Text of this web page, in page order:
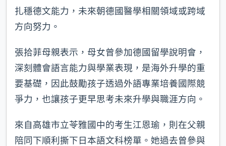
扎穩德文能力，未來朝德國醫學相關領域或跨域
方向努力。
張拾菲母親表示，母女曾參加德國留學說明會，
深刻體會語言能力與學業表現，是海外升學的重
要基礎，因此鼓勵孩子透過外語專業培養國際競
爭力，也讓孩子更早思考未來升學與職涯方向。
來自高雄市立苓雅國中的考生江恩瑜，則在父親
陪同下順利撕下日本語文科榜單。她過去曾參與